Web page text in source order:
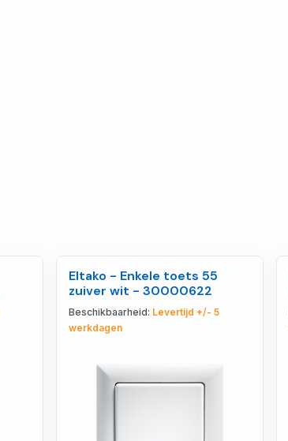
Eltako - Enkele toets 55
zuiver wit - 30000622
Beschikbaarheid: Levertijd +/- 5
werkdagen